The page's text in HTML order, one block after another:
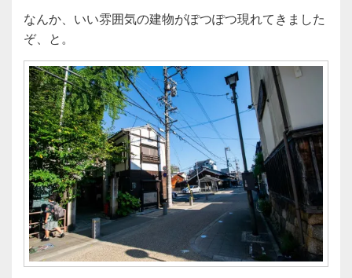
なんか、いい雰囲気の建物がぽつぽつ現れてきました
ぞ、と。